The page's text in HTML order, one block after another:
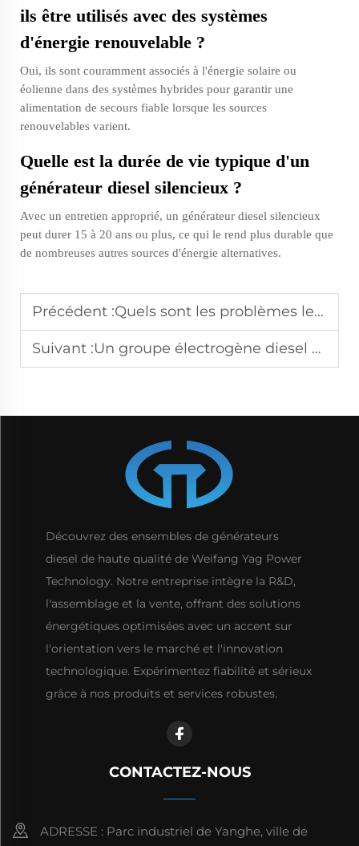
ils être utilisés avec des systèmes
d'énergie renouvelable ?
Oui, ils sont couramment associés à l'énergie solaire ou
éolienne dans des systèmes hybrides pour garantir une
alimentation de secours fiable lorsque les sources
renouvelables varient.
Quelle est la durée de vie typique d'un
générateur diesel silencieux ?
Avec un entretien approprié, un générateur diesel silencieux
peut durer 15 à 20 ans ou plus, ce qui le rend plus durable que
de nombreuses autres sources d'énergie alternatives.
Précédent :Quels sont les problèmes les plus fréquents rencontrés avec les petits groupes électrogènes diesel et comment les résoudre ?
Suivant :Un groupe électrogène diesel silencieux peut-il fournir une alimentation de secours pour une maison entière en cas de panne électrique ?
Découvrez des ensembles de générateurs
diesel de haute qualité de Weifang Yag Power
Technology. Notre entreprise intègre la R&D,
l'assemblage et la vente, offrant des solutions
énergétiques optimisées avec un accent sur
l'orientation vers le marché et l'innovation
technologique. Expérimentez fiabilité et sérieux
grâce à nos produits et services robustes.
CONTACTEZ-NOUS
ADRESSE : Parc industriel de Yanghe, ville de